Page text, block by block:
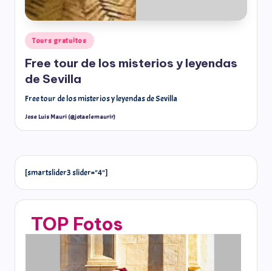
Tours gratuitos
Free tour de los misterios y leyendas
de Sevilla
Free tour de los misterios y leyendas de Sevilla
Jose Luis Mauri (@jotaelemaurir)
[smartslider3 slider="4"]
TOP Fotos